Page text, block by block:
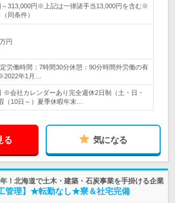
～313,000円※上記は一律諸手当13,000円を含む※
同条件）
円
労働時間：7時間30分休憩：90分時間外労働の有
年1月…
※会社カレンダーあり完全週休2日制（土・日・
（10日～）夏季休暇年末…
る 気になる
！北海道で土木・建築・石炭事業を手掛ける企業
管理】★転勤なし★寮＆社宅完備